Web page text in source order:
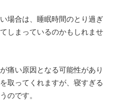
場合は、睡眠時間のとり過ぎ
しまっているのかもしれませ
痛い原因となる可能性があり
取ってくれますが、寝すぎる
のです。